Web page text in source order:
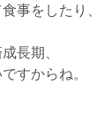
事をしたり、
長期、
すからね。